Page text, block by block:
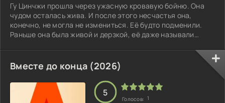
Гу Цинчжи прошла через ужасную кровавую бойню. Она
чудом осталась жива. И после этого несчастья она,
конечно, не могла не измениться. Её будто подменили.
Раньше она была живой и дерзкой, её даже называли
сможет отомстить за свои муки) стала холодной и
расчётливой княжной Северо-Запада Шэнь Сихэ. Героиня
не просто хочет выжить — она твёрдо решила взять всё в
свои руки и стать той, кто диктует ход, а не той, кем
двигают. Но при этом она
Вместе до конца (2026)
5
Голосов: 1